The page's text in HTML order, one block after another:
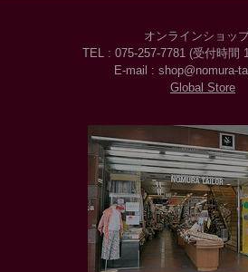
オンラインショッ
TEL : 075-257-7781 (受付時間
E-mail : shop@nomura-
Global Store